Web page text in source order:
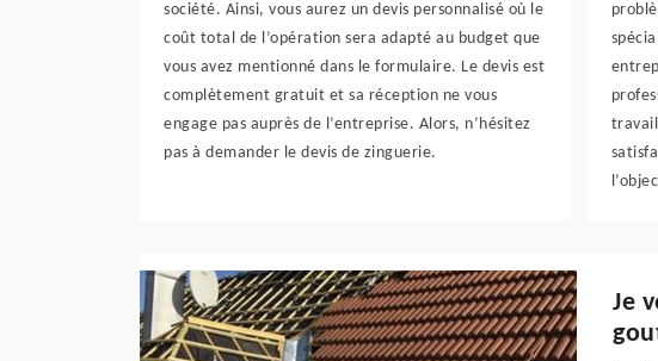
société. Ainsi, vous aurez un devis personnalisé où le
coût total de l’opération sera adapté au budget que
vous avez mentionné dans le formulaire. Le devis est
complètement gratuit et sa réception ne vous
engage pas auprès de l’entreprise. Alors, n’hésitez
pas à demander le devis de zinguerie.
Je